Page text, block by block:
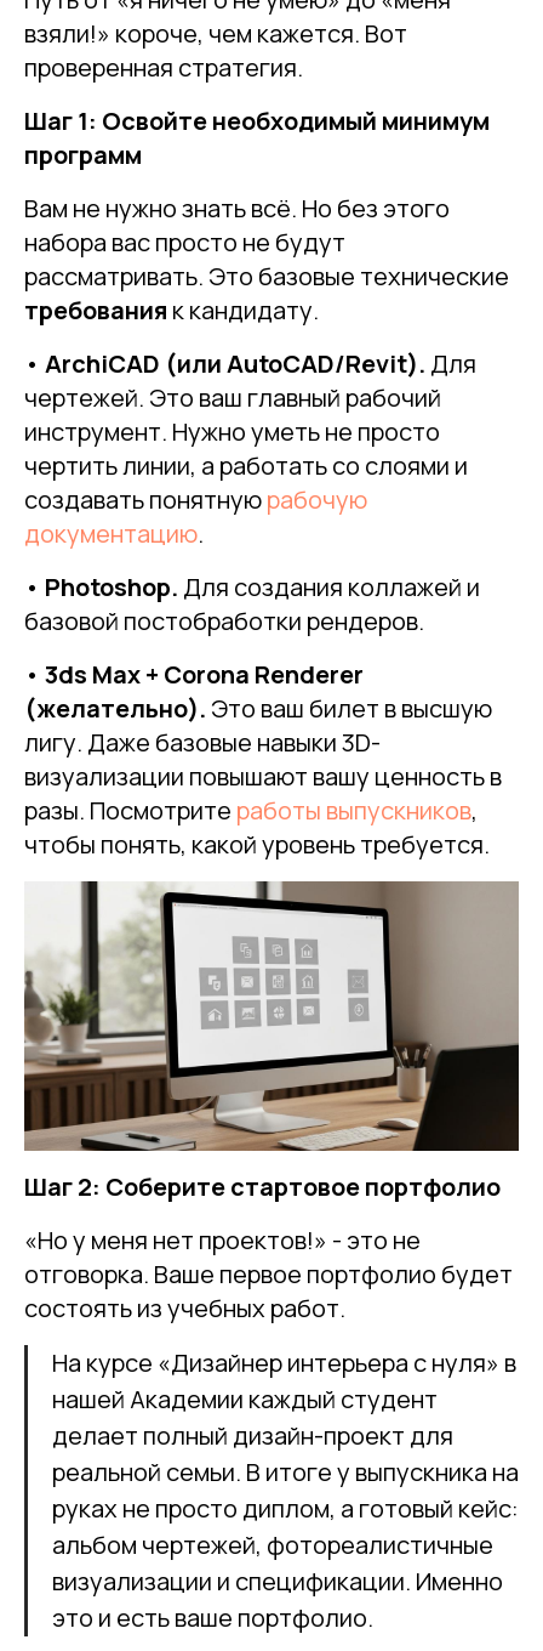
взяли!» короче, чем кажется. Вот
проверенная стратегия.
Шаг 1: Освойте необходимый минимум
программ
Вам не нужно знать всё. Но без этого
набора вас просто не будут
рассматривать. Это базовые технические
требования к кандидату.
• ArchiCAD (или AutoCAD/Revit). Для
чертежей. Это ваш главный рабочий
инструмент. Нужно уметь не просто
чертить линии, а работать со слоями и
создавать понятнуюрабочую
документацию.
• Photoshop. Для создания коллажей и
базовой постобработки рендеров.
• 3ds Max + Corona Renderer
(желательно). Это ваш билет в высшую
лигу. Даже базовые навыки 3D-
визуализации повышают вашу ценность в
разы. Посмотрите работы выпускников,
чтобы понять, какой уровень требуется.
Шаг 2: Соберите стартовое портфолио
«Но у меня нет проектов!» - это не
отговорка. Ваше первое портфолио будет
состоять из учебных работ.
На курсе «Дизайнер интерьера с нуля» в
нашей Академии каждый студент
делает полный дизайн-проект для
реальной семьи. В итоге у выпускника на
руках не просто диплом, а готовый кейс:
альбом чертежей, фотореалистичные
визуализации и спецификации. Именно
это и есть ваше портфолио.